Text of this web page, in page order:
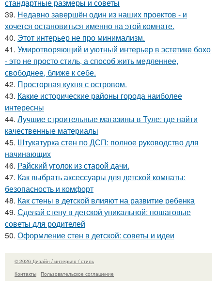
стандартные размеры и советы
39. Недавно завершён один из наших проектов - и
хочется остановиться именно на этой комнате.
40. Этот интерьер не про минимализм.
41. Умиротворяющий и уютный интерьер в эстетике бохо
- это не просто стиль, а способ жить медленнее,
свободнее, ближе к себе.
42. Просторная кухня с островом.
43. Какие исторические районы города наиболее
интересны
44. Лучшие строительные магазины в Туле: где найти
качественные материалы
45. Штукатурка стен по ДСП: полное руководство для
начинающих
46. Райский уголок из старой дачи.
47. Как выбрать аксессуары для детской комнаты:
безопасность и комфорт
48. Как стены в детской влияют на развитие ребенка
49. Сделай стену в детской уникальной: пошаговые
советы для родителей
50. Оформление стен в детской: советы и идеи
© 2026 Дизайн / интерьер / стиль
Контакты
Пользовательское соглашение